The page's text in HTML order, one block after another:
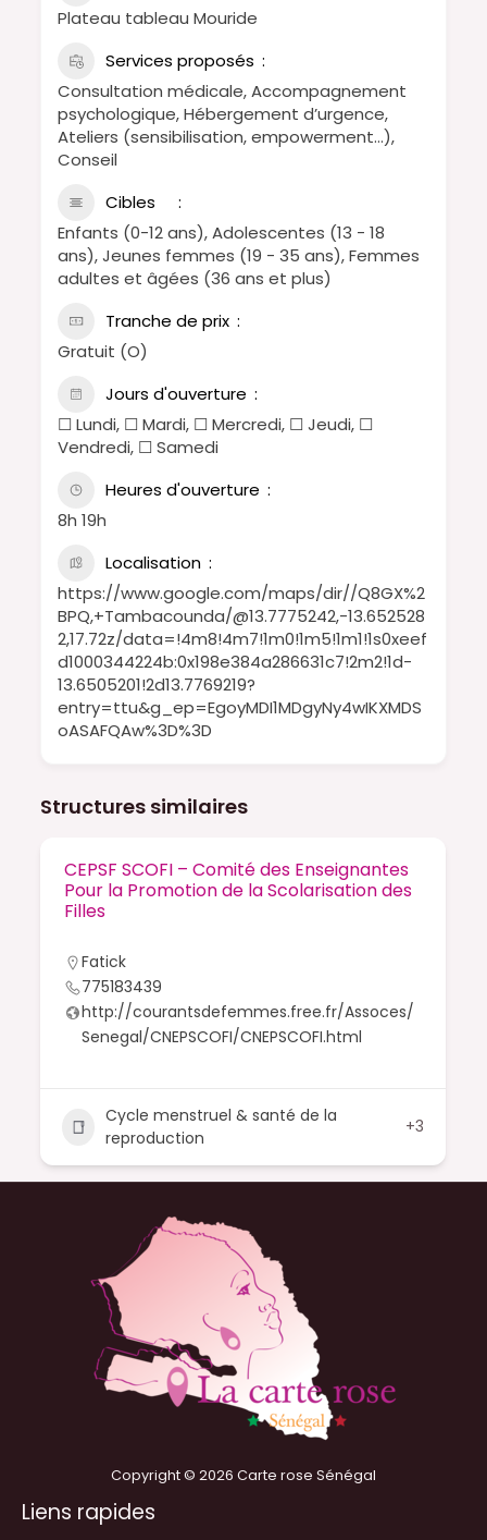
Plateau tableau Mouride
Services proposés
Consultation médicale, Accompagnement
psychologique, Hébergement d’urgence,
Ateliers (sensibilisation, empowerment…),
Conseil
Cibles
Enfants (0-12 ans), Adolescentes (13 - 18
ans), Jeunes femmes (19 - 35 ans), Femmes
adultes et âgées (36 ans et plus)
Tranche de prix
Gratuit (O)
Jours d'ouverture
☐ Lundi, ☐ Mardi, ☐ Mercredi, ☐ Jeudi, ☐
Vendredi, ☐ Samedi
Heures d'ouverture
8h 19h
Localisation
https://www.google.com/maps/dir//Q8GX%2
BPQ,+Tambacounda/@13.7775242,-13.652528
2,17.72z/data=!4m8!4m7!1m0!1m5!1m1!1s0xeef
d1000344224b:0x198e384a286631c7!2m2!1d-
13.6505201!2d13.7769219?
entry=ttu&g_ep=EgoyMDI1MDgyNy4wIKXMDS
oASAFQAw%3D%3D
Structures similaires
CEPSF SCOFI – Comité des Enseignantes
Pour la Promotion de la Scolarisation des
Filles
Fatick
775183439
http://courantsdefemmes.free.fr/Assoces/
Senegal/CNEPSCOFI/CNEPSCOFI.html
Cycle menstruel & santé de la
reproduction
+3
Copyright © 2026 Carte rose Sénégal
Liens rapides